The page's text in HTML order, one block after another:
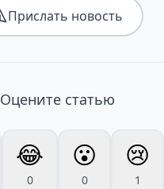
Прислать новость
Оцените статью
😂
0
😮
0
😢
1